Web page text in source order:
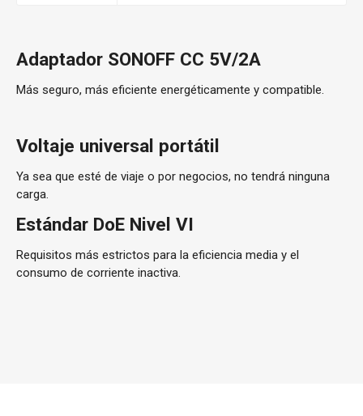
Adaptador SONOFF CC 5V/2A
Más seguro, más eficiente energéticamente y compatible.
Voltaje universal portátil
Ya sea que esté de viaje o por negocios, no tendrá ninguna
carga.
Estándar DoE Nivel VI
Requisitos más estrictos para la eficiencia media y el
consumo de corriente inactiva.